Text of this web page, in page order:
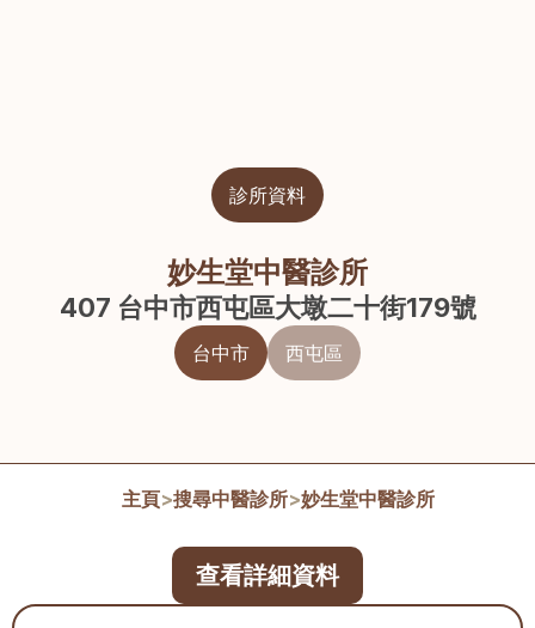
診所資料
妙生堂中醫診所
407 台中市西屯區大墩二十街179號
台中市 西屯區
主頁>搜尋中醫診所>妙生堂中醫診所
查看詳細資料